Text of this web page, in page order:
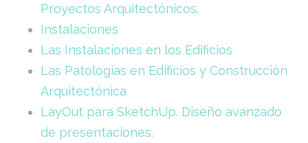
Proyectos Arquitectónicos.
Instalaciones
Las Instalaciones en los Edificios
Las Patologías en Edificios y Construcción
Arquitectónica
LayOut para SketchUp. Diseño avanzado
de presentaciones.